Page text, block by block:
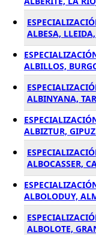
ALBESA,
ALBILLOS,
ALBINYANA,
ALBIZTUR,
ALBOCASSER,
ALBOLODUY,
ALBOLOTE,